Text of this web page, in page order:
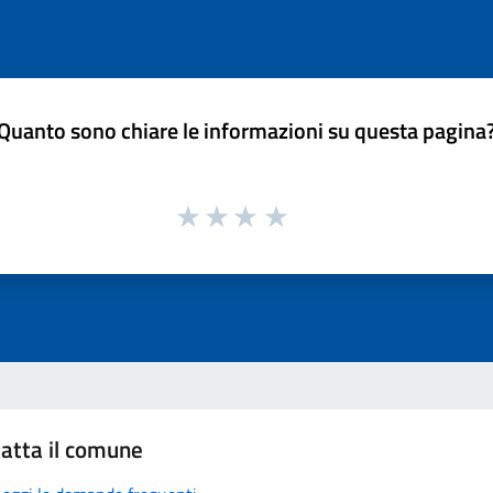
sono chiare le informazioni su questa
il comune